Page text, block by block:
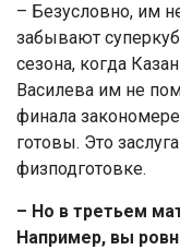
– Безусловно, им
забывают
сезона, когда
Василева им не
финала
готовы. Это
физподготовке.
– Но в третьем
Например, вы